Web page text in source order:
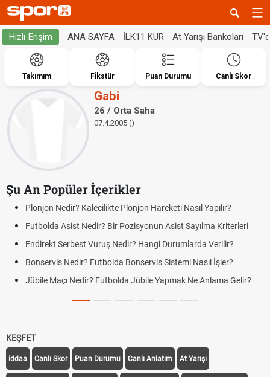
Hızlı Erişim ANA SAYFA İLK11 KUR At Yarışı Bankoları
Takımım Fikstür Puan Durumu Canlı Skor
Gabi
26 / Orta Saha
07.4.2005 ()
Şu An Popüler İçerikler
Plonjon Nedir? Kalecilikte Plonjon Hareketi Nasıl Yapılır?
Futbolda Asist Nedir? Bir Pozisyonun Asist Sayılma Kriterleri
Endirekt Serbest Vuruş Nedir? Hangi Durumlarda Verilir?
Bonservis Nedir? Futbolda Bonservis Sistemi Nasıl İşler?
Jübile Maçı Nedir? Futbolda Jübile Yapmak Ne Anlama Gelir?
KEŞFET
iddaa Canlı Skor Puan Durumu Canlı Anlatım At Yarışı